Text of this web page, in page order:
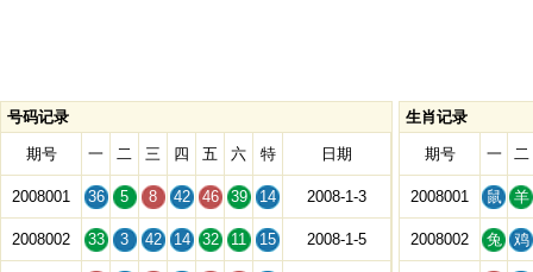
号码记录
期号 一 二 三 四 五 六 特 日期
2008001 36 5 8 42 46 39 14 2008-1-3
2008002 33 3 42 14 32 11 15 2008-1-5
生肖记录
期号 一 二
2008001 鼠 羊
2008002 兔 鸡